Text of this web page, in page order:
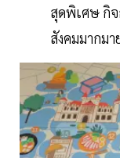
สุดพิเศษ กิจ
สังคมมากมา